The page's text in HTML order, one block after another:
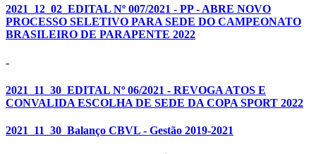
2021_12_02_EDITAL Nº 007/2021 - PP - ABRE NOVO
PROCESSO SELETIVO PARA SEDE DO CAMPEONATO
BRASILEIRO DE PARAPENTE 2022
-
2021_11_30_EDITAL Nº 06/2021 - REVOGA ATOS E
CONVALIDA ESCOLHA DE SEDE DA COPA SPORT 2022
2021_11_30_Balanço CBVL - Gestão 2019-2021